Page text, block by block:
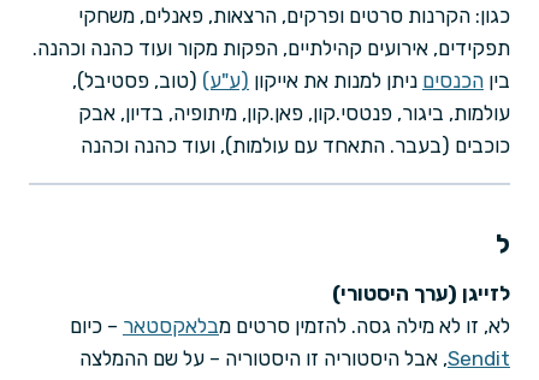
כגון: הקרנות סרטים ופרקים, הרצאות, פאנלים, משחקי
תפקידים, אירועים קהילתיים, הפקות מקור ועוד כהנה וכהנה.
בין הכנסים ניתן למנות את אייקון (ע"ע) (טוב, פסטיבל),
עולמות, ביגור, פנטסי.קון, פאן.קון, מיתופיה, בדיון, אבק
כוכבים (בעבר. התאחד עם עולמות), ועוד כהנה וכהנה
ל
לזייגן (ערך היסטורי)
לא, זו לא מילה גסה. להזמין סרטים מבלאקסטאר – כיום
Sendit, אבל היסטוריה זו היסטוריה – על שם ההמלצה